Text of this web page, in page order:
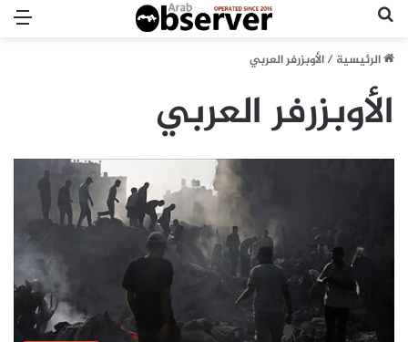
الرئيسية/الأوبزرفر العربي
الأوبزرفر العربي